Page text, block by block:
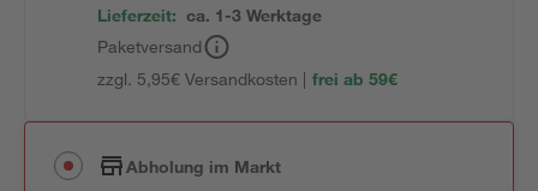
Lieferzeit: ca. 1-3 Werktage
Paketversand
zzgl. 5,95€ Versandkosten | frei ab 59€
Abholung im Markt